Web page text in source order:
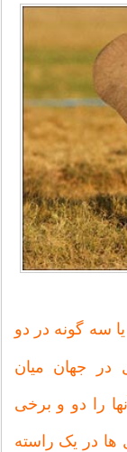
سه گونه در دو
در جهان میان
را دو و برخی
ها در یک راسته